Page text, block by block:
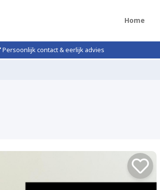
Home
Persoonlijk contact & eerlijk advies